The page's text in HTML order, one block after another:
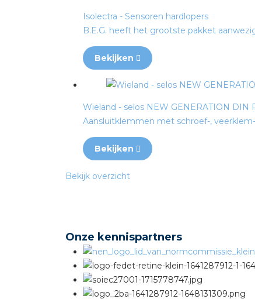
Isolectra - Sensoren hardlopers
B.E.G. heeft het grootste pakket
Bekijken
Wieland - selos NEW GENERATION DIN
Aansluitklemmen met schroef-,
Bekijken
Bekijk overzicht
Onze kennispartners